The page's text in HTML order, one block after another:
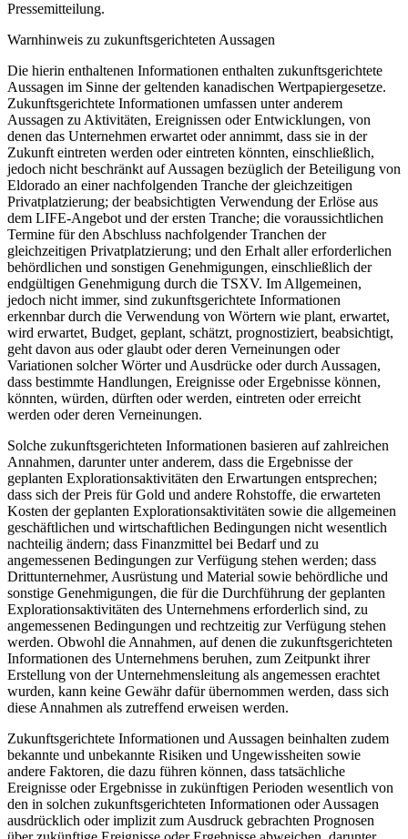
Pressemitteilung.
Warnhinweis zu zukunftsgerichteten Aussagen
Die hierin enthaltenen Informationen enthalten zukunftsgerichtete
Aussagen im Sinne der geltenden kanadischen Wertpapiergesetze.
Zukunftsgerichtete Informationen umfassen unter anderem
Aussagen zu Aktivitäten, Ereignissen oder Entwicklungen, von
denen das Unternehmen erwartet oder annimmt, dass sie in der
Zukunft eintreten werden oder eintreten könnten, einschließlich,
jedoch nicht beschränkt auf Aussagen bezüglich der Beteiligung von
Eldorado an einer nachfolgenden Tranche der gleichzeitigen
Privatplatzierung; der beabsichtigten Verwendung der Erlöse aus
dem LIFE-Angebot und der ersten Tranche; die voraussichtlichen
Termine für den Abschluss nachfolgender Tranchen der
gleichzeitigen Privatplatzierung; und den Erhalt aller erforderlichen
behördlichen und sonstigen Genehmigungen, einschließlich der
endgültigen Genehmigung durch die TSXV. Im Allgemeinen,
jedoch nicht immer, sind zukunftsgerichtete Informationen
erkennbar durch die Verwendung von Wörtern wie plant, erwartet,
wird erwartet, Budget, geplant, schätzt, prognostiziert, beabsichtigt,
geht davon aus oder glaubt oder deren Verneinungen oder
Variationen solcher Wörter und Ausdrücke oder durch Aussagen,
dass bestimmte Handlungen, Ereignisse oder Ergebnisse können,
könnten, würden, dürften oder werden, eintreten oder erreicht
werden oder deren Verneinungen.
Solche zukunftsgerichteten Informationen basieren auf zahlreichen
Annahmen, darunter unter anderem, dass die Ergebnisse der
geplanten Explorationsaktivitäten den Erwartungen entsprechen;
dass sich der Preis für Gold und andere Rohstoffe, die erwarteten
Kosten der geplanten Explorationsaktivitäten sowie die allgemeinen
geschäftlichen und wirtschaftlichen Bedingungen nicht wesentlich
nachteilig ändern; dass Finanzmittel bei Bedarf und zu
angemessenen Bedingungen zur Verfügung stehen werden; dass
Drittunternehmer, Ausrüstung und Material sowie behördliche und
sonstige Genehmigungen, die für die Durchführung der geplanten
Explorationsaktivitäten des Unternehmens erforderlich sind, zu
angemessenen Bedingungen und rechtzeitig zur Verfügung stehen
werden. Obwohl die Annahmen, auf denen die zukunftsgerichteten
Informationen des Unternehmens beruhen, zum Zeitpunkt ihrer
Erstellung von der Unternehmensleitung als angemessen erachtet
wurden, kann keine Gewähr dafür übernommen werden, dass sich
diese Annahmen als zutreffend erweisen werden.
Zukunftsgerichtete Informationen und Aussagen beinhalten zudem
bekannte und unbekannte Risiken und Ungewissheiten sowie
andere Faktoren, die dazu führen können, dass tatsächliche
Ereignisse oder Ergebnisse in zukünftigen Perioden wesentlich von
den in solchen zukunftsgerichteten Informationen oder Aussagen
ausdrücklich oder implizit zum Ausdruck gebrachten Prognosen